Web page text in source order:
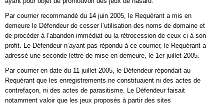
Par courrier recommandé du 14 juin 2005, le Requérant a mis en
demeure le Défendeur de cesser l’utilisation des noms de domaine et
de procéder à l’abandon immédiat ou la rétrocession de ceux ci à son
profit. Le Défendeur n’ayant pas répondu à ce courrier, le Requérant a
adressé une seconde lettre de mise en demeure, le 1er juillet 2005.
Par courrier en date du 11 juillet 2005, le Défendeur répondait au
Requérant que les enregistrements ne constituaient ni des actes de
contrefaçon, ni des actes de parasitisme. Le Défendeur faisait
notamment valoir que les jeux proposés à partir des sites